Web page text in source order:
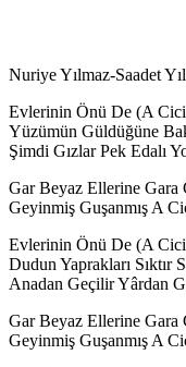
Nuriye Yılmaz-Saadet
Evlerinin Önü De (A
Yüzümün Güldüğüne
Şimdi Gızlar Pek Edalı
Gar Beyaz Ellerine Gara
Geyinmiş Guşanmış A
Evlerinin Önü De (A
Dudun Yaprakları Sıktır
Anadan Geçilir Yârdan
Gar Beyaz Ellerine Gara
Geyinmiş Guşanmış A